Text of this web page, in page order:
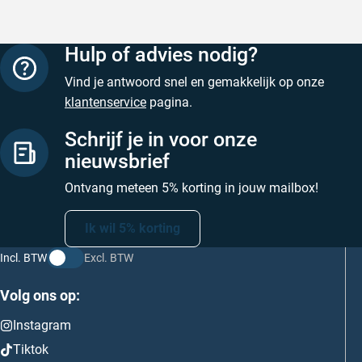
Hulp of advies nodig?
Vind je antwoord snel en gemakkelijk op onze
klantenservice pagina.
Schrijf je in voor onze
nieuwsbrief
Ontvang meteen 5% korting in jouw mailbox!
Ik wil 5% korting
Incl. BTW Excl. BTW
Volg ons op:
Instagram
Tiktok